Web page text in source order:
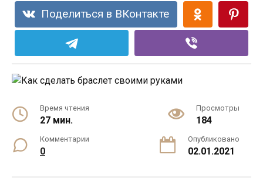
Поделиться в ВКонтакте
Время чтения
27 мин.
Просмотры
184
Комментарии
0
Опубликовано
02.01.2021